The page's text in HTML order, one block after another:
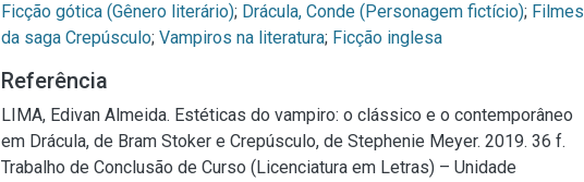
Ficção gótica (Gênero literário); Drácula, Conde (Personagem fictício); Filmes
da saga Crepúsculo; Vampiros na literatura; Ficção inglesa
Referência
LIMA, Edivan Almeida. Estéticas do vampiro: o clássico e o contemporâneo
em Drácula, de Bram Stoker e Crepúsculo, de Stephenie Meyer. 2019. 36 f.
Trabalho de Conclusão de Curso (Licenciatura em Letras) – Unidade